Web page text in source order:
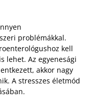
problémákkal.
kell
lehet. Az egyenesági
akkor nagy
A stresszes életmód